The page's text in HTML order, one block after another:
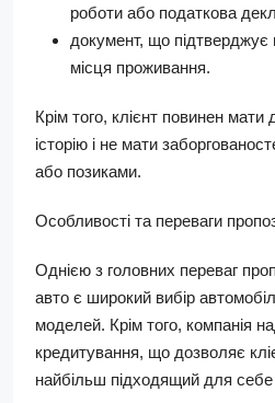
роботи або податкова
документ, що підтверджує
місця проживання.
Крім того, клієнт повинен
історію і не мати
або позиками.
Особливості та переваги
Однією з головних переваг
авто є широкий вибір
моделей. Крім того, компанія
кредитування, що дозволяє
найбільш підходящий для себе